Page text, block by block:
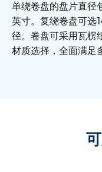
单绕卷盘的盘片直径
英寸。复绕卷盘可选
径。卷盘可采用瓦楞
材质选择，全面满足